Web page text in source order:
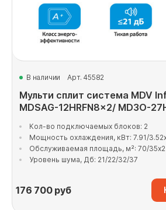
В наличии Арт. 45582
Мульти сплит система MDV
MDSAG-12HRFN8x2/ MD3O-
Кол-во подключаемых блоков: 2
Мощность охлаждения, кВт: 7.91/
Обслуживаемая площадь, м²: 70/35x2
Уровень шума, Дб: 21/22/32/37
176 700руб